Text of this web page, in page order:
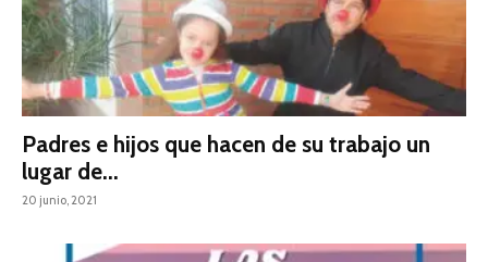
Padres e hijos que hacen de su trabajo un
lugar de...
20 junio, 2021